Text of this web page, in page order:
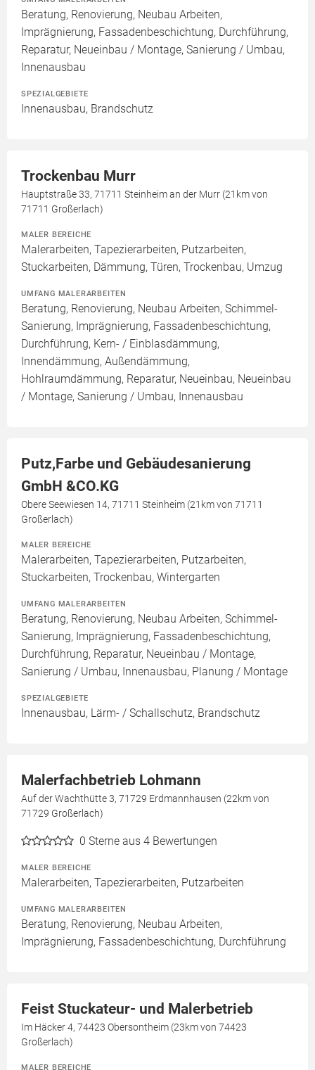
Beratung, Renovierung, Neubau Arbeiten,
Imprägnierung, Fassadenbeschichtung, Durchführung,
Reparatur, Neueinbau / Montage, Sanierung / Umbau,
Innenausbau
SPEZIALGEBIETE
Innenausbau, Brandschutz
Trockenbau Murr
Hauptstraße 33, 71711 Steinheim an der Murr (21km von
71711 Großerlach)
MALER BEREICHE
Malerarbeiten, Tapezierarbeiten, Putzarbeiten,
Stuckarbeiten, Dämmung, Türen, Trockenbau, Umzug
UMFANG MALERARBEITEN
Beratung, Renovierung, Neubau Arbeiten, Schimmel-
Sanierung, Imprägnierung, Fassadenbeschichtung,
Durchführung, Kern- / Einblasdämmung,
Innendämmung, Außendämmung,
Hohlraumdämmung, Reparatur, Neueinbau, Neueinbau
/ Montage, Sanierung / Umbau, Innenausbau
Putz,Farbe und Gebäudesanierung
GmbH &CO.KG
Obere Seewiesen 14, 71711 Steinheim (21km von 71711
Großerlach)
MALER BEREICHE
Malerarbeiten, Tapezierarbeiten, Putzarbeiten,
Stuckarbeiten, Trockenbau, Wintergarten
UMFANG MALERARBEITEN
Beratung, Renovierung, Neubau Arbeiten, Schimmel-
Sanierung, Imprägnierung, Fassadenbeschichtung,
Durchführung, Reparatur, Neueinbau / Montage,
Sanierung / Umbau, Innenausbau, Planung / Montage
SPEZIALGEBIETE
Innenausbau, Lärm- / Schallschutz, Brandschutz
Malerfachbetrieb Lohmann
Auf der Wachthütte 3, 71729 Erdmannhausen (22km von
71729 Großerlach)
0 Sterne aus 4 Bewertungen
MALER BEREICHE
Malerarbeiten, Tapezierarbeiten, Putzarbeiten
UMFANG MALERARBEITEN
Beratung, Renovierung, Neubau Arbeiten,
Imprägnierung, Fassadenbeschichtung, Durchführung
Feist Stuckateur- und Malerbetrieb
Im Häcker 4, 74423 Obersontheim (23km von 74423
Großerlach)
MALER BEREICHE